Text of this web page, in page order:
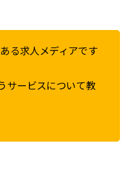
る求人メディアです
サービスについて教